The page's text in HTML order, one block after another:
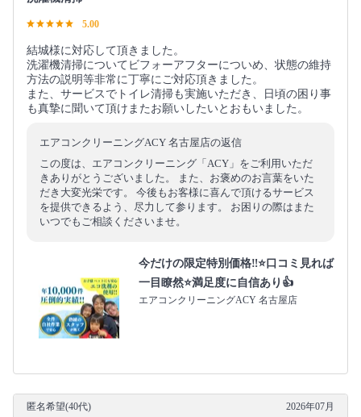
5.00
結城様に対応して頂きました。
洗濯機清掃についてビフォーアフターについめ、状態の維持
方法の説明等非常に丁寧にご対応頂きました。
また、サービスでトイレ清掃も実施いただき、日頃の困り事
も真摯に聞いて頂けまたお願いしたいとおもいました。
エアコンクリーニングACY 名古屋店の返信
この度は、エアコンクリーニング「ACY」をご利用いただ
きありがとうございました。 また、お褒めのお言葉をいた
だき大変光栄です。 今後もお客様に喜んで頂けるサービス
を提供できるよう、尽力して参ります。 お困りの際はまた
いつでもご相談くださいませ。
今だけの限定特別価格‼️⭐口コミ見れば
一目瞭然⭐満足度に自信あり👍
エアコンクリーニングACY 名古屋店
匿名希望(40代) 2026年07月